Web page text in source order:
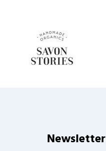
Newsletter